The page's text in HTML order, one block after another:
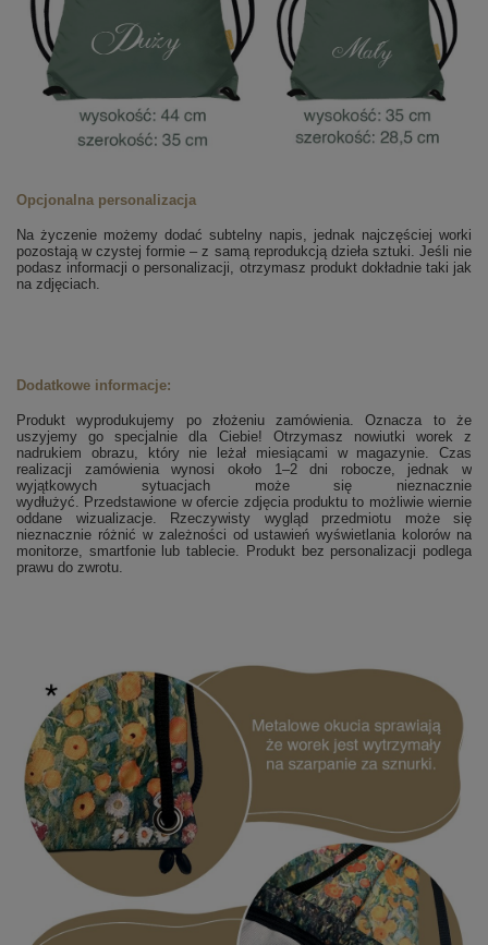
Opcjonalna personalizacja
Na życzenie możemy dodać subtelny napis, jednak najczęściej worki
pozostają w czystej formie – z samą reprodukcją dzieła sztuki. Jeśli nie
podasz informacji o personalizacji, otrzymasz produkt dokładnie taki jak
na zdjęciach.
Dodatkowe informacje:
Produkt wyprodukujemy po złożeniu zamówienia. Oznacza to że
uszyjemy go specjalnie dla Ciebie! Otrzymasz nowiutki worek z
nadrukiem obrazu, który nie leżał miesiącami w magazynie. Czas
realizacji zamówienia wynosi około 1–2 dni robocze, jednak w
wyjątkowych sytuacjach może się nieznacznie
wydłużyć. Przedstawione w ofercie zdjęcia produktu to możliwie wiernie
oddane wizualizacje. Rzeczywisty wygląd przedmiotu może się
nieznacznie różnić w zależności od ustawień wyświetlania kolorów na
monitorze, smartfonie lub tablecie. Produkt bez personalizacji podlega
prawu do zwrotu.